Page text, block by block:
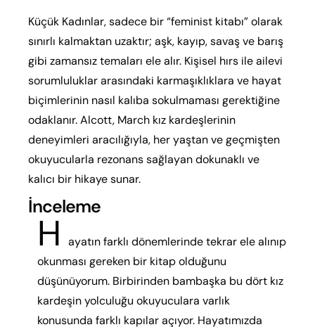
Küçük Kadınlar, sadece bir “feminist kitabı” olarak
sınırlı kalmaktan uzaktır; aşk, kayıp, savaş ve barış
gibi zamansız temaları ele alır. Kişisel hırs ile ailevi
sorumluluklar arasındaki karmaşıklıklara ve hayat
biçimlerinin nasıl kalıba sokulmaması gerektiğine
odaklanır. Alcott, March kız kardeşlerinin
deneyimleri aracılığıyla, her yaştan ve geçmişten
okuyucularla rezonans sağlayan dokunaklı ve
kalıcı bir hikaye sunar.
İnceleme
H
ayatın farklı dönemlerinde tekrar ele alınıp
okunması gereken bir kitap olduğunu
düşünüyorum. Birbirinden bambaşka bu dört kız
kardeşin yolculuğu okuyuculara varlık
konusunda farklı kapılar açıyor. Hayatımızda